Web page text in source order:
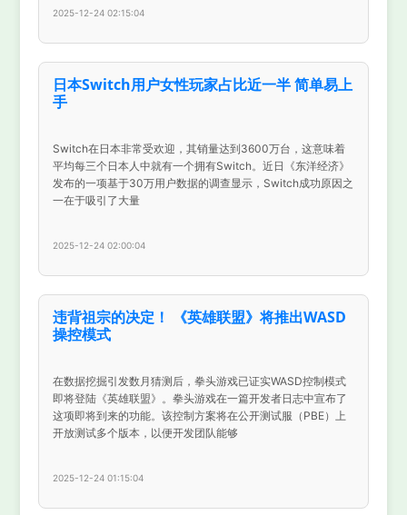
2025-12-24 02:15:04
日本Switch用户女性玩家占比近一半 简单易上
手
Switch在日本非常受欢迎，其销量达到3600万台，这意味着
平均每三个日本人中就有一个拥有Switch。近日《东洋经济》
发布的一项基于30万用户数据的调查显示，Switch成功原因之
一在于吸引了大量
2025-12-24 02:00:04
违背祖宗的决定！ 《英雄联盟》将推出WASD
操控模式
在数据挖掘引发数月猜测后，拳头游戏已证实WASD控制模式
即将登陆《英雄联盟》。拳头游戏在一篇开发者日志中宣布了
这项即将到来的功能。该控制方案将在公开测试服（PBE）上
开放测试多个版本，以便开发团队能够
2025-12-24 01:15:04